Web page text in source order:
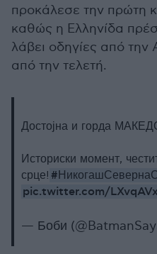
προκάλεσε την πρώτη
καθώς η Ελληνίδα
λάβει οδηγίες από
από την τελετή.
Достојна и горда
Историски момент,
срце!
pic.twitter.com/
— Боби